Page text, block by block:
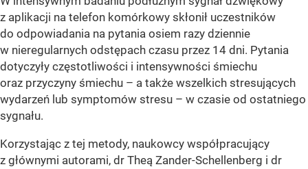
z aplikacji na telefon komórkowy skłonił uczestników
do odpowiadania na pytania osiem razy dziennie
w nieregularnych odstępach czasu przez 14 dni. Pytania
dotyczyły częstotliwości i intensywności śmiechu
oraz przyczyny śmiechu – a także wszelkich stresujących
wydarzeń lub symptomów stresu – w czasie od ostatniego
sygnału.
Korzystając z tej metody, naukowcy współpracujący
z głównymi autorami, dr Theą Zander-Schellenberg i dr